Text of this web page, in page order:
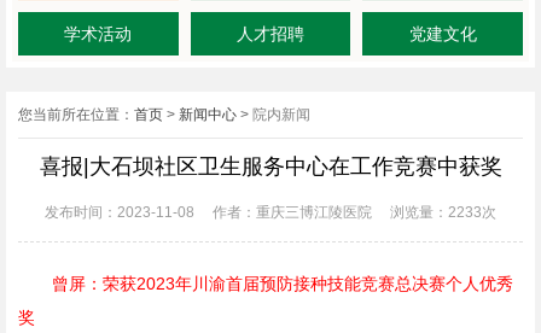
学术活动 人才招聘 党建文化
您当前所在位置： 首页 > 新闻中心 > 院内新闻
喜报|大石坝社区卫生服务中心在工作竞赛中获奖
发布时间：2023-11-08 作者：重庆三博江陵医院 浏览量： 2233次
曾屏：荣获2023年川渝首届预防接种技能竞赛总决赛个人优秀
奖